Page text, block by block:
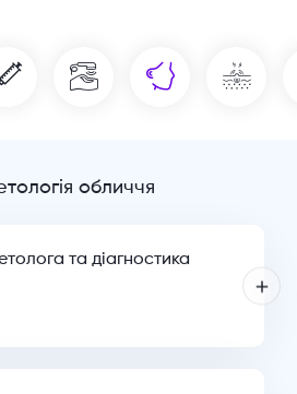
обличчя
та діагностика